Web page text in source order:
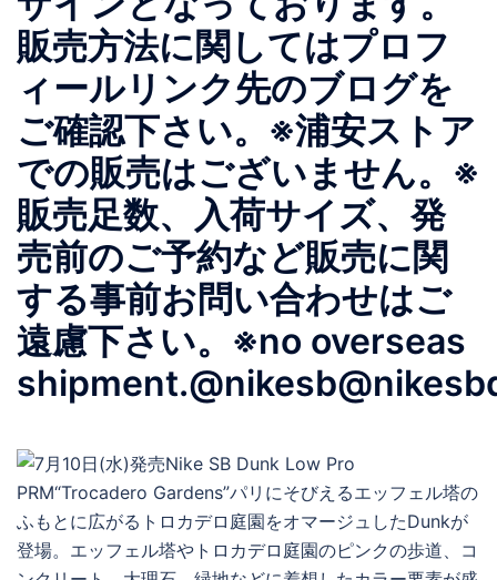
販売方法に関してはプロフ
ィールリンク先のブログを
ご確認下さい。※浦安ストア
での販売はございません。※
販売足数、入荷サイズ、発
売前のご予約など販売に関
する事前お問い合わせはご
遠慮下さい。※no overseas